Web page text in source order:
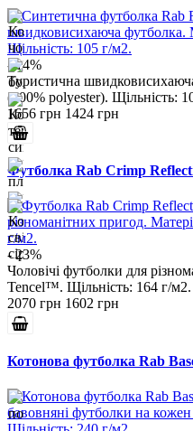
- 14%
Туристична
(100% polyester). Щільність:
1656 грн 1424 грн
Футболка Rab Crimp
- 23%
Чоловічі футболки для
Tencel™. Щільність: 164 г/м2.
2070 грн 1602 грн
Котонова футболка Rab